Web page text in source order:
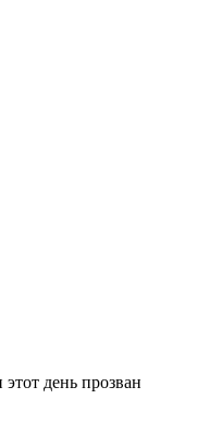
день прозван